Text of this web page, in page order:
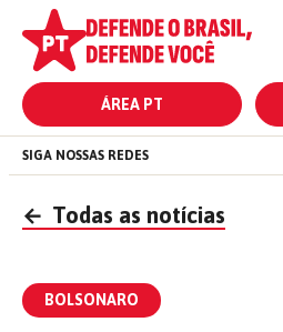
ÁREA PT
SIGA NOSSAS REDES
← Todas as notícias
BOLSONARO